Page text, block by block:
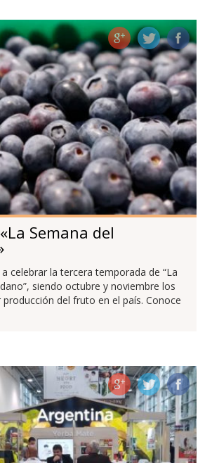
Semana del
celebrar la tercera temporada de “La
siendo octubre y noviembre los
del fruto en el país. Conoce